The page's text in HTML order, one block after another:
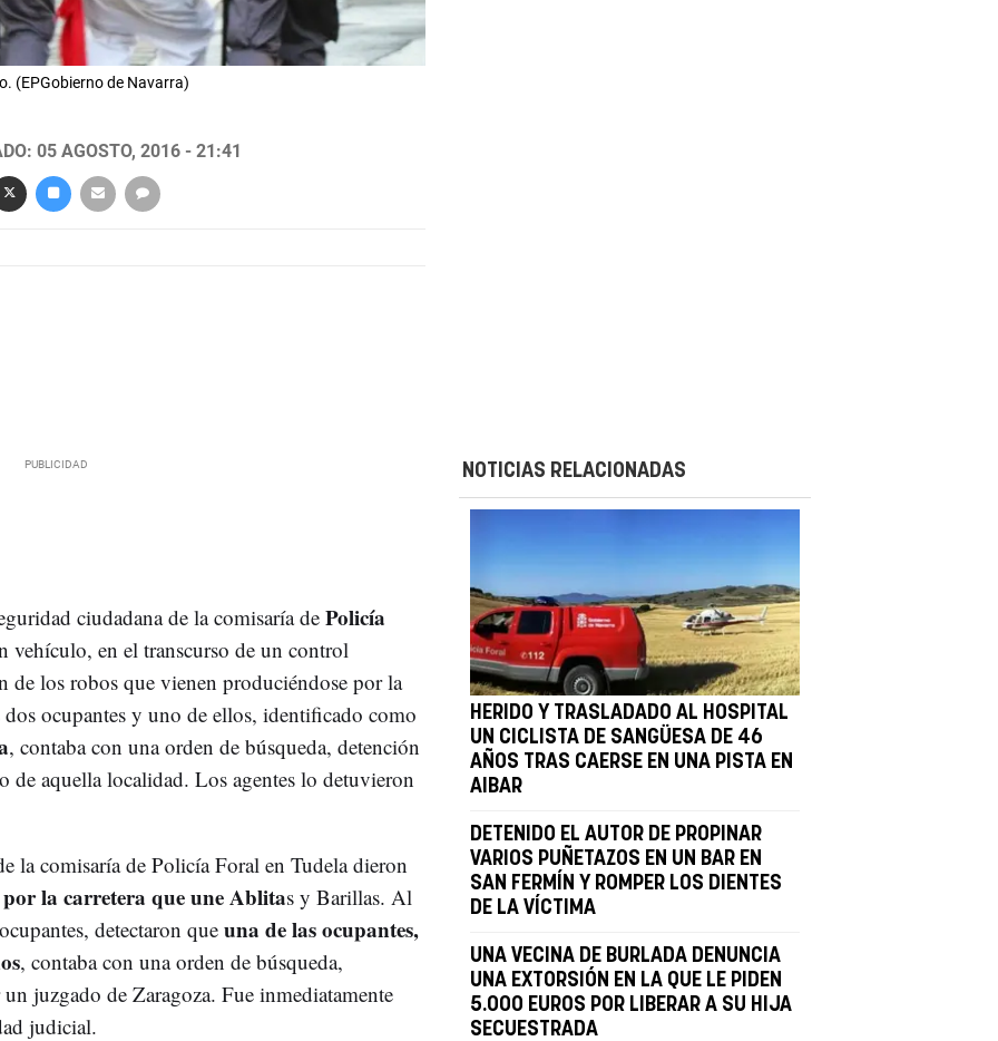
(EPGobierno de Navarra)
05 AGOSTO, 2016 - 21:41
ciudadana de la comisaría de Policía
vehículo, en el transcurso de un control
de los robos que vienen produciéndose por la
ocupantes y uno de ellos, identificado como
, contaba con una orden de búsqueda, detención
aquella localidad. Los agentes lo detuvieron
la comisaría de Policía Foral en Tudela dieron
la carretera que une Ablitas y Barillas. Al
detectaron que una de las ocupantes,
, contaba con una orden de búsqueda,
juzgado de Zaragoza. Fue inmediatamente
judicial.
NOTICIAS RELACIONADAS
HERIDO Y TRASLADADO AL HOSPITAL
UN CICLISTA DE SANGÜESA DE 46
AÑOS TRAS CAERSE EN UNA PISTA EN
AIBAR
DETENIDO EL AUTOR DE PROPINAR
VARIOS PUÑETAZOS EN UN BAR EN
SAN FERMÍN Y ROMPER LOS DIENTES
DE LA VÍCTIMA
UNA VECINA DE BURLADA DENUNCIA
UNA EXTORSIÓN EN LA QUE LE PIDEN
5.000 EUROS POR LIBERAR A SU HIJA
SECUESTRADA